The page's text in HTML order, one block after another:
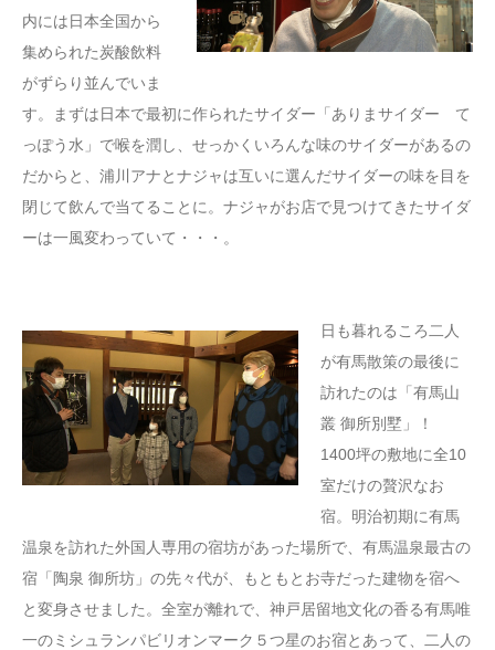
内には日本全国から
集められた炭酸飲料
がずらり並んでいま
す。まずは日本で最初に作られたサイダー「ありまサイダー て
っぽう水」で喉を潤し、せっかくいろんな味のサイダーがあるの
だからと、浦川アナとナジャは互いに選んだサイダーの味を目を
閉じて飲んで当てることに。ナジャがお店で見つけてきたサイダ
ーは一風変わっていて・・・。
日も暮れるころ二人
が有馬散策の最後に
訪れたのは「有馬山
叢 御所別墅」！
1400坪の敷地に全10
室だけの贅沢なお
宿。明治初期に有馬
温泉を訪れた外国人専用の宿坊があった場所で、有馬温泉最古の
宿「陶泉 御所坊」の先々代が、もともとお寺だった建物を宿へ
と変身させました。全室が離れで、神戸居留地文化の香る有馬唯
一のミシュランパビリオンマーク５つ星のお宿とあって、二人の